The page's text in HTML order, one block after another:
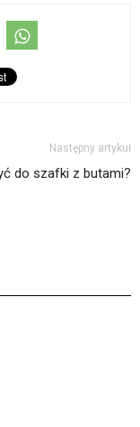
Następny artykuł
do szafki z butami?